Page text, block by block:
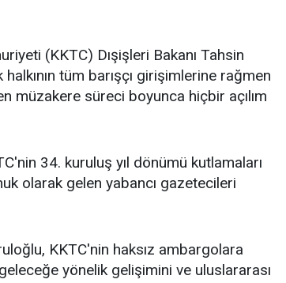
(KKTC) Dışişleri Bakanı Tahsin
tüm barışçı girişimlerine rağmen
müzakere süreci boyunca hiçbir açılım
34. kuruluş yıl dönümü kutlamaları
olarak gelen yabancı gazetecileri
KKTC'nin haksız ambargolara
yönelik gelişimini ve uluslararası